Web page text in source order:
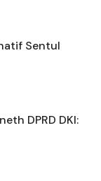
Sentul
DPRD DKI: